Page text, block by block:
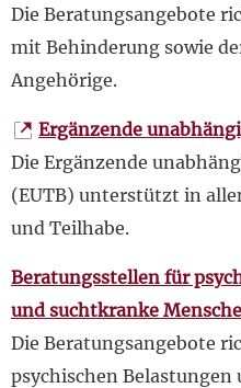
Die Beratungsangebote
mit Behinderung sowie
Angehörige.
Ergänzende
Die Ergänzende
(EUTB) unterstützt in
und Teilhabe.
Beratungsstellen für
und suchtkranke
Die Beratungsangebote
psychischen